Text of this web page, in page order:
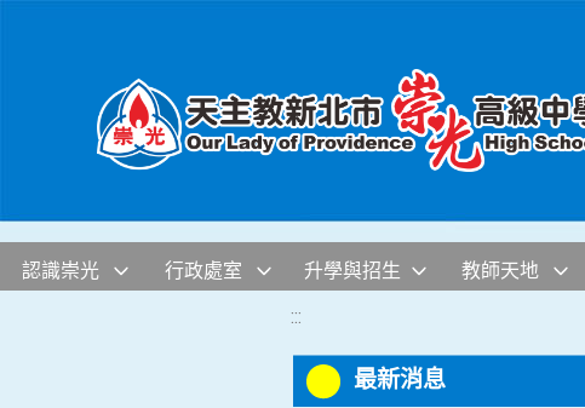
認識崇光 行政處室 升學與招生 教師天地
:::
最新消息